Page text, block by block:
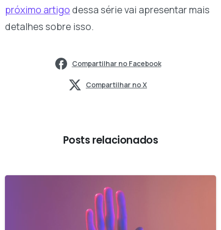
próximo artigo dessa série vai apresentar mais
detalhes sobre isso.
Compartilhar no Facebook
Compartilhar no X
Posts relacionados